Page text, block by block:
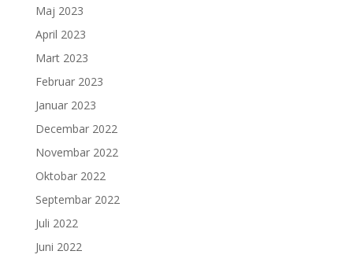
Maj 2023
April 2023
Mart 2023
Februar 2023
Januar 2023
Decembar 2022
Novembar 2022
Oktobar 2022
Septembar 2022
Juli 2022
Juni 2022